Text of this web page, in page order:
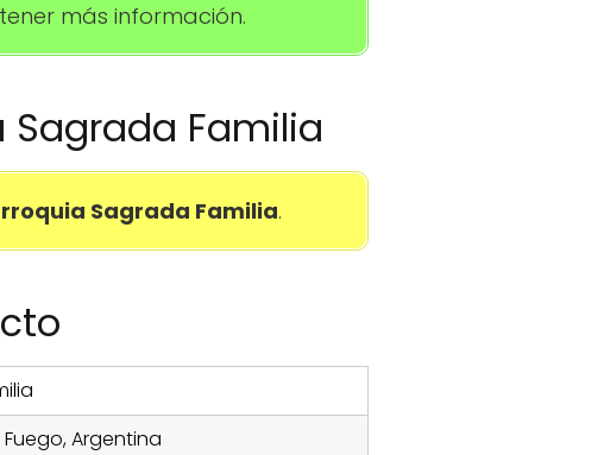
más información.
Familia
Sagrada Familia.
Fuego, Argentina